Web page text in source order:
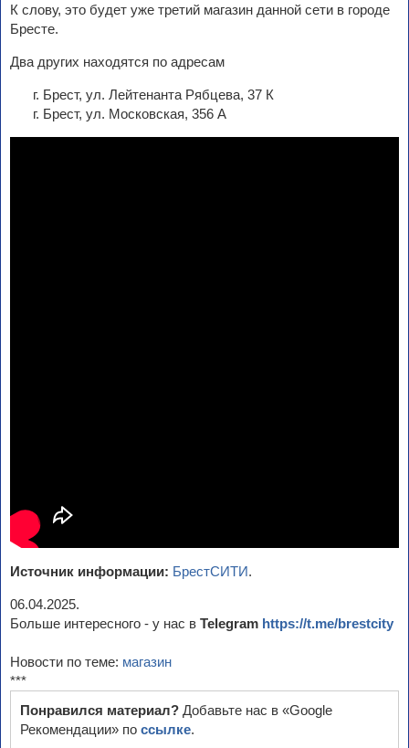
К слову, это будет уже третий магазин данной сети в городе
Бресте.
Два других находятся по адресам
г. Брест, ул. Лейтенанта Рябцева, 37 К
г. Брест, ул. Московская, 356 А
Источник информации: БрестСИТИ.
06.04.2025.
Больше интересного - у нас в Telegram https://t.me/brestcity
Новости по теме: магазин
***
Понравился материал? Добавьте нас в «Google
Рекомендации» по ссылке.